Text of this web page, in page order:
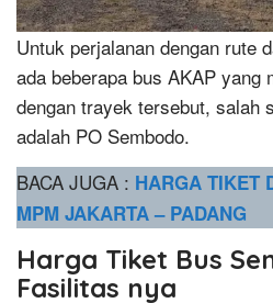
Untuk perjalanan dengan rute
ada beberapa bus AKAP yang
dengan trayek tersebut, salah
adalah PO Sembodo.
BACA JUGA : HARGA TIKET
MPM JAKARTA – PADANG
Harga Tiket Bus
Fasilitas nya